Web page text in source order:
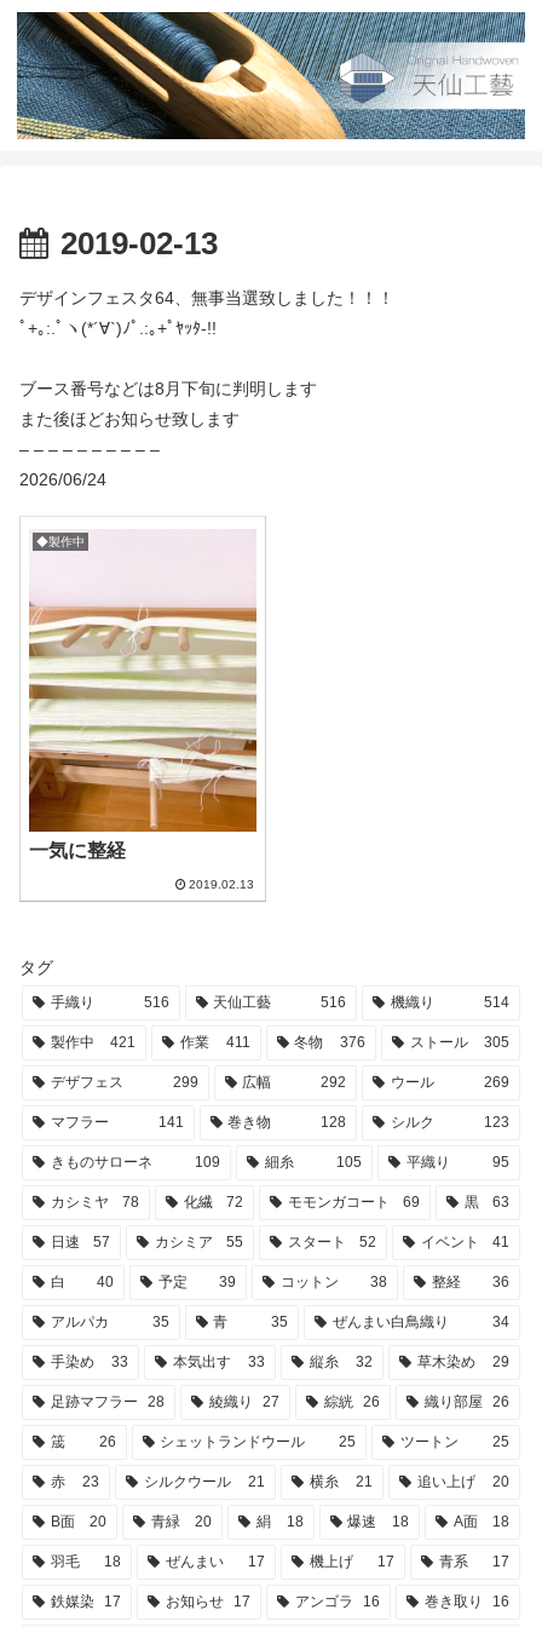
2019-02-13
デザインフェスタ64、無事当選致しました！！！
ﾟ+｡:.ﾟヽ(*´∀`)ﾉﾟ.:｡+ﾟﾔｯﾀ-!!
ブース番号などは8月下旬に判明します
また後ほどお知らせ致します
– – – – – – – – – –
2026/06/24
◆製作中
一気に整経
2019.02.13
タグ
手織り 516 天仙工藝 516 機織り 514
製作中 421 作業 411 冬物 376 ストール 305
デザフェス 299 広幅 292 ウール 269
マフラー 141 巻き物 128 シルク 123
きものサローネ 109 細糸 105 平織り 95
カシミヤ 78 化繊 72 モモンガコート 69 黒 63
日速 57 カシミア 55 スタート 52 イベント 41
白 40 予定 39 コットン 38 整経 36
アルパカ 35 青 35 ぜんまい白鳥織り 34
手染め 33 本気出す 33 縦糸 32 草木染め 29
足跡マフラー 28 綾織り 27 綜絖 26 織り部屋 26
筬 26 シェットランドウール 25 ツートン 25
赤 23 シルクウール 21 横糸 21 追い上げ 20
B面 20 青緑 20 絹 18 爆速 18 A面 18
羽毛 18 ぜんまい 17 機上げ 17 青系 17
鉄媒染 17 お知らせ 17 アンゴラ 16 巻き取り 16